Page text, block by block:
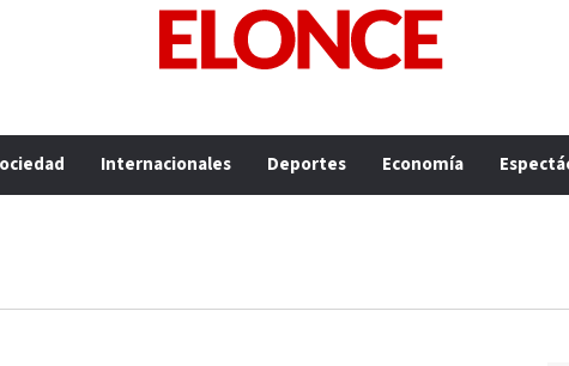
Internacionales Deportes Economía